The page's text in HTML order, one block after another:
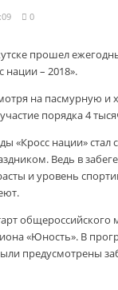
0
прошел
нации – 2018».
на пасмурную и
порядка 4
«Кросс нации»
Ведь в
и уровень
общероссийского
«Юность». В
предусмотрены